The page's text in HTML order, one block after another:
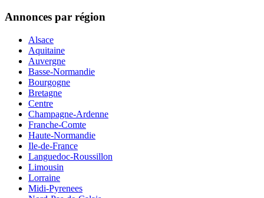
Annonces par région
Alsace
Aquitaine
Auvergne
Basse-Normandie
Bourgogne
Bretagne
Centre
Champagne-Ardenne
Franche-Comte
Haute-Normandie
Ile-de-France
Languedoc-Roussillon
Limousin
Lorraine
Midi-Pyrenees